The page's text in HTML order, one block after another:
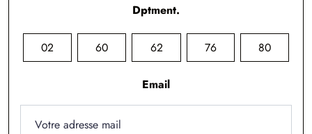
Dptment.
02 60 62 76 80
Email